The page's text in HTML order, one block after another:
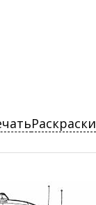
Раскраски